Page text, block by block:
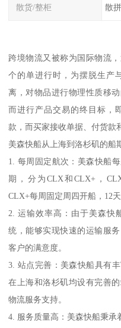
散货/整柜 散
跨境物流又被称为国际物流
个的单进行时，为摆脱生产
离，对物品进行物理性质移
而进行产品交易的终目标，
款，而买家接收单据、付货款
美森快船从上海到洛杉矶的船
1. 每周固定航次：美森快船
期，分为CLX和CLX+，
CLX+每周固定周四开船，12天
2. 运输效率高：由于美森快
统，能够实现快速的运输服
客户的满意度。
3. 站点完善：美森快船具有
在上海和洛杉矶均设有完善
物流服务支持。
4. 服务质量高：美森快船秉承